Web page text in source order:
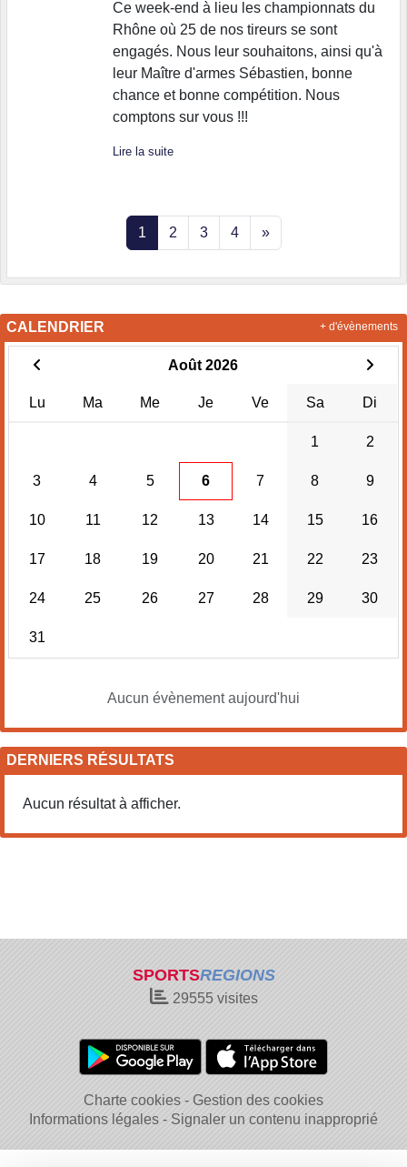
Ce week-end à lieu les championnats du
Rhône où 25 de nos tireurs se sont
engagés. Nous leur souhaitons, ainsi qu'à
leur Maître d'armes Sébastien, bonne
chance et bonne compétition. Nous
comptons sur vous !!!
Lire la suite
1 2 3 4 »
CALENDRIER
Août 2026
Lu Ma Me Je Ve Sa Di
1 2
3 4 5 6 7 8 9
10 11 12 13 14 15 16
17 18 19 20 21 22 23
24 25 26 27 28 29 30
31
Aucun évènement aujourd'hui
+ d'évènements
DERNIERS RÉSULTATS
Aucun résultat à afficher.
SPORTSREGIONS
29555visites
Charte cookies
Gestion des cookies
Informations légales
Signaler un contenu inapproprié